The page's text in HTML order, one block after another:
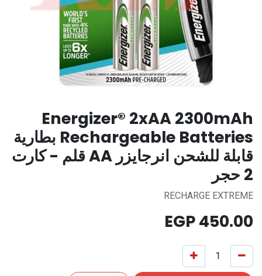
Energizer® 2xAA 2300mAh
Rechargeable Batteries بطارية
قابلة للشحن انرجايزر AA قلم - كارت
2 حجر
RECHARGE EXTREME
450.00